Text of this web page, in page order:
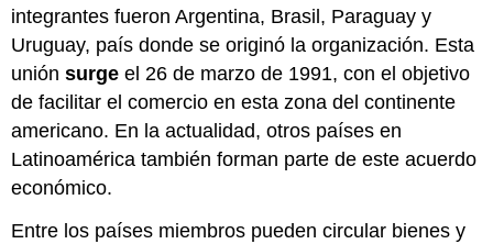
integrantes fueron Argentina, Brasil, Paraguay y
Uruguay, país donde se originó la organización. Esta
uniónsurge el 26 de marzo de 1991, con el objetivo
de facilitar el comercio en esta zona del continente
americano. En la actualidad, otros países en
Latinoamérica también forman parte de este acuerdo
económico.
Entre los países miembros pueden circular bienes y